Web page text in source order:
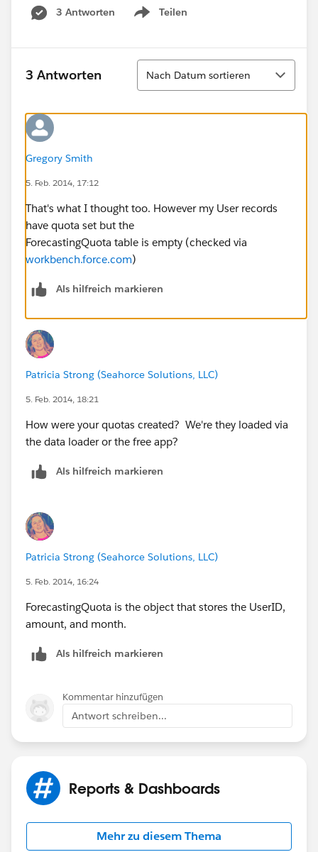
3 Antworten
Teilen
Show menu
3 Antworten
Sortieren
Nach Datum sortieren
Gregory Smith
5. Feb. 2014, 17:12
That's what I thought too. However my User records
have quota set but the
ForecastingQuota table is empty (checked via
workbench.force.com)
Als hilfreich markieren
Patricia Strong (Seahorce Solutions, LLC)
5. Feb. 2014, 18:21
How were your quotas created? We're they loaded via
the data loader or the free app?
Als hilfreich markieren
Patricia Strong (Seahorce Solutions, LLC)
5. Feb. 2014, 16:24
ForecastingQuota is the object that stores the UserID,
amount, and month.
Als hilfreich markieren
Kommentar hinzufügen
Antwort schreiben...
Reports & Dashboards
Mehr zu diesem Thema